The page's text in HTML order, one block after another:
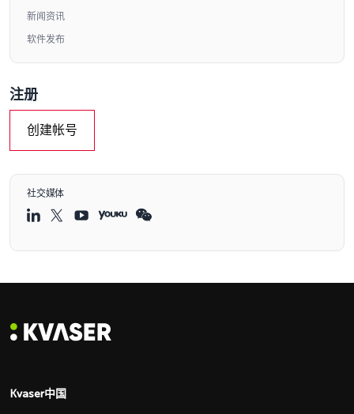
新闻资讯
软件发布
注册
创建帐号
社交媒体
Kvaser中国